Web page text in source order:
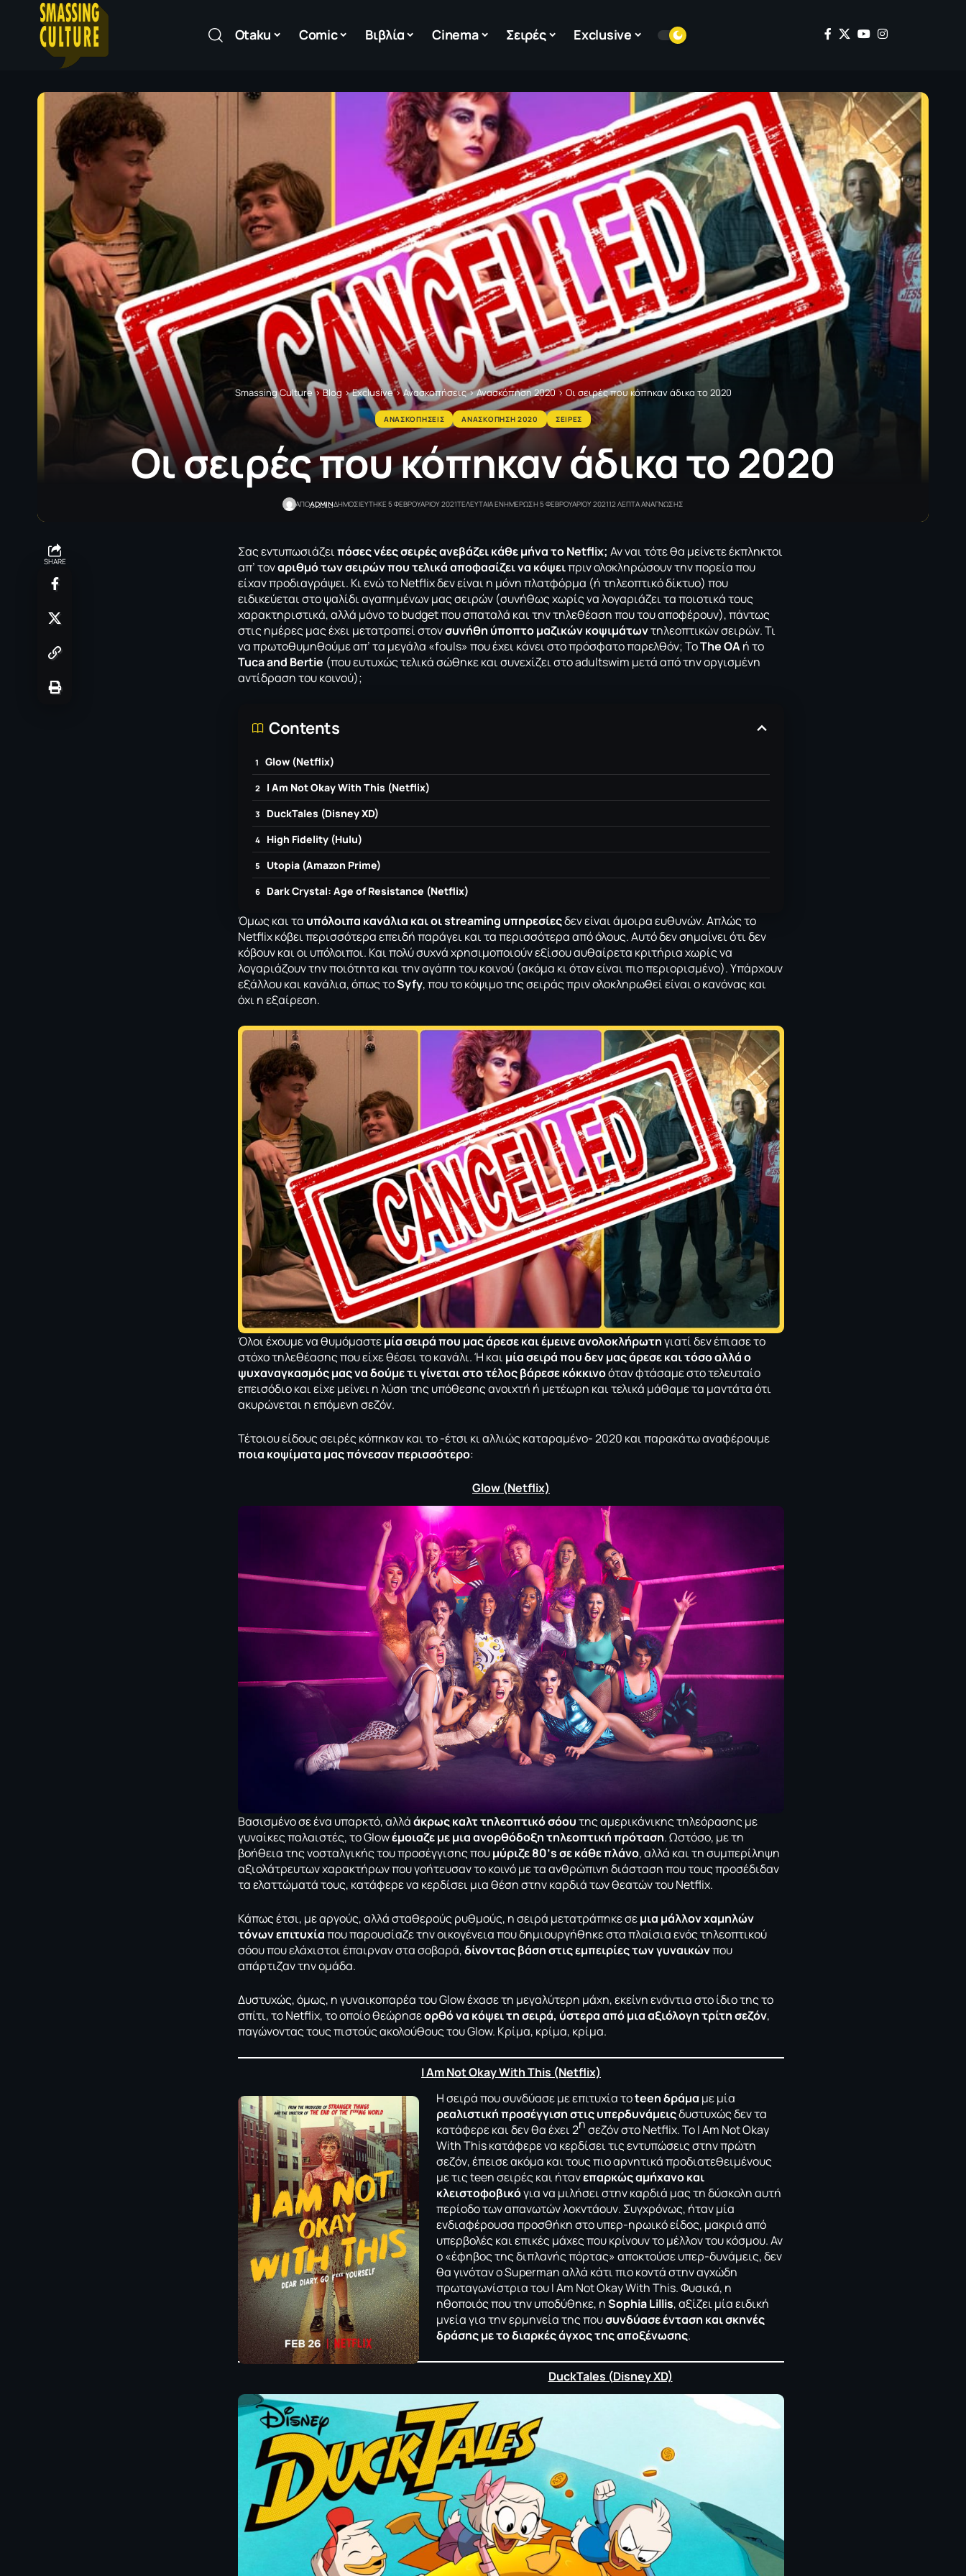
Otaku Comic Βιβλία Cinema Σειρές Exclusive
Smassing Culture>Blog >Exclusive>Ανασκοπήσεις>Ανασκόπηση 2020> Οι σειρές που κόπηκαν άδικα το 2020
ΑΝΑΣΚΟΠΗΣΕΙΣ ΑΝΑΣΚΟΠΗΣΗ 2020 ΣΕΙΡΕΣ
Οι σειρές που κόπηκαν άδικα το 2020
ΑΠΟADMINΔΗΜΟΣΙΕΥΤΗΚΕ 5 ΦΕΒΡΟΥΑΡΙΟΥ 2021ΤΕΛΕΥΤΑΙΑ ΕΝΗΜΕΡΩΣΗ 5 ΦΕΒΡΟΥΑΡΙΟΥ 202112 ΛΕΠΤΑ ΑΝΑΓΝΩΣΗΣ
SHARE
Σας εντυπωσιάζειπόσες νέες σειρές ανεβάζει κάθε μήνα το Netflix; Αν ναι τότε θα μείνετε έκπληκτοι
απ’ τοναριθμό των σειρών που τελικά αποφασίζει να κόψειπριν ολοκληρώσουν την πορεία που
είχαν προδιαγράψει. Κι ενώ το Netflix δεν είναι η μόνη πλατφόρμα (ή τηλεοπτικό δίκτυο) που
ειδικεύεται στο ψαλίδι αγαπημένων μας σειρών (συνήθως χωρίς να λογαριάζει τα ποιοτικά τους
χαρακτηριστικά, αλλά μόνο το budget που σπαταλά και την τηλεθέαση που του αποφέρουν), πάντως
στις ημέρες μας έχει μετατραπεί στονσυνήθη ύποπτο μαζικών κοψιμάτωντηλεοπτικών σειρών.Τι
να πρωτοθυμηθούμεαπ’ τα μεγάλα «fouls» που έχει κάνει στο πρόσφατο παρελθόν; ΤοThe OAή το
Tuca and Bertie (που ευτυχώς τελικά σώθηκε και συνεχίζει στο adultswim μετά από την οργισμένη
αντίδραση του κοινού);
Contents
Glow (Netflix)
I Am Not Okay With This (Netflix)
DuckTales (Disney XD)
High Fidelity (Hulu)
Utopia (Amazon Prime)
Dark Crystal: Age of Resistance (Netflix)
Όμως και τα υπόλοιπα κανάλια και οιstreaming υπηρεσίεςδεν είναι άμοιρα ευθυνών. Απλώς το
Netflix κόβει περισσότερα επειδή παράγει και τα περισσότερα από όλους. Αυτό δεν σημαίνει ότι δεν
κόβουν και οι υπόλοιποι. Και πολύ συχνά χρησιμοποιούν εξίσου αυθαίρετα κριτήρια χωρίς να
λογαριάζουν την ποιότητα και την αγάπη του κοινού (ακόμα κι όταν είναι πιο περιορισμένο). Υπάρχουν
εξάλλου και κανάλια, όπως τοSyfy, που το κόψιμο της σειράς πριν ολοκληρωθεί είναι ο κανόνας και
όχι η εξαίρεση.
Όλοι έχουμε να θυμόμαστεμία σειρά που μας άρεσε και έμεινε ανολοκλήρωτηγιατί δεν έπιασε το
στόχο τηλεθέασης που είχε θέσει το κανάλι. Ή και μία σειρά που δεν μας άρεσε και τόσο αλλά ο
ψυχαναγκασμός μας να δούμε τι γίνεται στο τέλος βάρεσε κόκκινοόταν φτάσαμε στο τελευταίο
επεισόδιο και είχε μείνει η λύση της υπόθεσης ανοιχτή ή μετέωρη και τελικά μάθαμε τα μαντάτα ότι
ακυρώνεται η επόμενη σεζόν.
Τέτοιου είδους σειρές κόπηκαν και το -έτσι κι αλλιώς καταραμένο- 2020 και παρακάτω αναφέρουμε
ποια κοψίματα μας πόνεσαν περισσότερο:
Glow (Netflix)
Βασισμένο σε ένα υπαρκτό, αλλάάκρως καλτ τηλεοπτικό σόουτης αμερικάνικης τηλεόρασης με
γυναίκες παλαιστές, το Glowέμοιαζε με μια ανορθόδοξη τηλεοπτική πρόταση. Ωστόσο, με τη
βοήθεια της νοσταλγικής του προσέγγισης πουμύριζε 80’s σε κάθε πλάνο, αλλά και τη συμπερίληψη
αξιολάτρευτων χαρακτήρων που γοήτευσαν το κοινό με τα ανθρώπινη διάσταση που τους προσέδιδαν
τα ελαττώματά τους, κατάφερε να κερδίσει μια θέση στην καρδιά των θεατών του Netflix.
Κάπως έτσι, με αργούς, αλλά σταθερούς ρυθμούς, η σειρά μετατράπηκε σεμια μάλλον χαμηλών
τόνων επιτυχίαπου παρουσίαζε την οικογένεια που δημιουργήθηκε στα πλαίσια ενός τηλεοπτικού
σόου που ελάχιστοι έπαιρναν στα σοβαρά,δίνοντας βάση στις εμπειρίες των γυναικώνπου
απάρτιζαν την ομάδα.
Δυστυχώς, όμως, η γυναικοπαρέα του Glow έχασε τη μεγαλύτερη μάχη, εκείνη ενάντια στο ίδιο της το
σπίτι, το Netflix, το οποίο θεώρησεορθό να κόψει τη σειρά, ύστερα από μια αξιόλογη τρίτη σεζόν,
παγώνοντας τους πιστούς ακολούθους τoυ Glow. Κρίμα, κρίμα, κρίμα.
I Am Not Okay With This (Netflix)
H σειρά που συνδύασε με επιτυχία τοteen δράμα με μία
ρεαλιστική προσέγγιση στις υπερδυνάμειςδυστυχώς δεν τα
κατάφερε και δεν θα έχει 2ησεζόν στο Netflix. To Ι Am Not Okay
With This κατάφερε να κερδίσει τις εντυπώσεις στην πρώτη
σεζόν, έπεισε ακόμα και τουςπιο αρνητικά προδιατεθειμένους
με τις teen σειρέςκαι ήτανεπαρκώς αμήχανο και
κλειστοφοβικόγια να μιλήσει στην καρδιά μας τη δύσκολη αυτή
περίοδο των απανωτών λοκντάουν. Συγχρόνως, ήταν μία
ενδιαφέρουσα προσθήκη στο υπερ-ηρωικό είδος, μακριά από
υπερβολές και επικές μάχες που κρίνουν το μέλλον του κόσμου. Αν
ο «έφηβος της διπλανής πόρτας» αποκτούσε υπερ-δυνάμεις, δεν
θα γινόταν ο Superman αλλά κάτι πιο κοντά στην αγχώδη
πρωταγωνίστρια του I Am Not Okay With This. Φυσικά, η
ηθοποιός που την υποδύθηκε, ηSophia Lillis, αξίζει μία ειδική
μνεία για την ερμηνεία της πουσυνδύασε ένταση και σκηνές
δράσης με το διαρκές άγχος της αποξένωσης.
DuckTales (DisneyXD)